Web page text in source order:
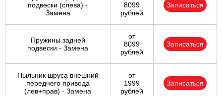
подвески (слева) -
Замена
8099
рублей
Записаться
Пружины задней
подвески - Замена
от
8099
рублей
Записаться
Пыльник шруса внешний
переднего привода
(лев+прав) - Замена
от
1999
рублей
Записаться